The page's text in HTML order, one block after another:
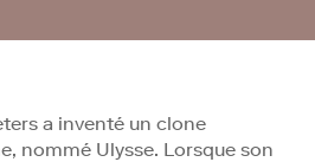
a inventé un clone
nommé Ulysse. Lorsque son